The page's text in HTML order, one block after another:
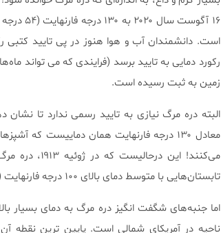
۱۶
است. دانشمندان آب و هوا هنوز در پی تایید
رکورد دمایی به تایید برسد (فرایندی که می تواند
زمین به ثبت رسیده است.
البته دره مرگ نیازی به تایید رسمی ندارد تا
معادل ۱۳۰ درجه فارنهایت همان دماییست
تابستان‌هایی با متوسط دمای بالای ۱۰۰ درجه فارنهایت (۳۷٫۷ درجه سانتیگراد) می‌باشد.
اما جنبه‌های شگفت انگیز دره مرگ به دمای بسیار